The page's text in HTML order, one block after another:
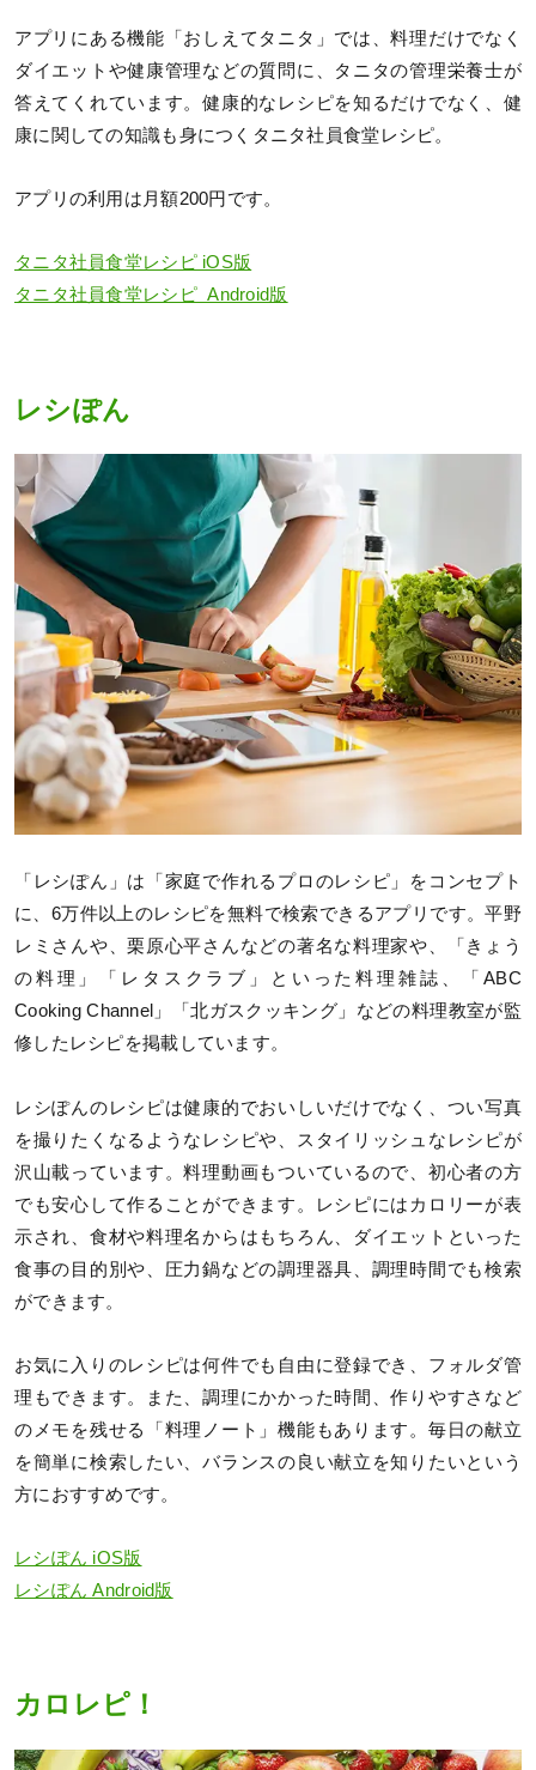
アプリにある機能「おしえてタニタ」では、料理だけでなく
ダイエットや健康管理などの質問に、タニタの管理栄養士が
答えてくれています。健康的なレシピを知るだけでなく、健
康に関しての知識も身につくタニタ社員食堂レシピ。
アプリの利用は月額200円です。
タニタ社員食堂レシピ iOS版
タニタ社員食堂レシピ Android版
レシぽん
「レシぽん」は「家庭で作れるプロのレシピ」をコンセプト
に、6万件以上のレシピを無料で検索できるアプリです。平野
レミさんや、栗原心平さんなどの著名な料理家や、「きょう
の料理」「レタスクラブ」といった料理雑誌、「ABC
Cooking Channel」「北ガスクッキング」などの料理教室が監
修したレシピを掲載しています。
レシぽんのレシピは健康的でおいしいだけでなく、つい写真
を撮りたくなるようなレシピや、スタイリッシュなレシピが
沢山載っています。料理動画もついているので、初心者の方
でも安心して作ることができます。レシピにはカロリーが表
示され、食材や料理名からはもちろん、ダイエットといった
食事の目的別や、圧力鍋などの調理器具、調理時間でも検索
ができます。
お気に入りのレシピは何件でも自由に登録でき、フォルダ管
理もできます。また、調理にかかった時間、作りやすさなど
のメモを残せる「料理ノート」機能もあります。毎日の献立
を簡単に検索したい、バランスの良い献立を知りたいという
方におすすめです。
レシぽん iOS版
レシぽん Android版
カロレピ！